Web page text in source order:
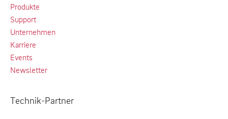
Produkte
Support
Unternehmen
Karriere
Events
Newsletter
Technik-Partner